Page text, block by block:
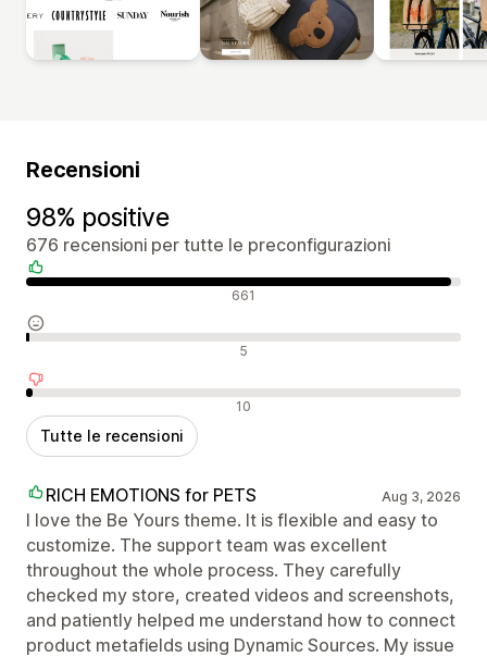
Recensioni
98% positive
676 recensioni per tutte le preconfigurazioni
Recensioni positive 661
Recensioni neutrali 5
Recensioni negative 10
Tutte le recensioni
RICH EMOTIONS for PETS Aug 3, 2026
I love the Be Yours theme. It is flexible and easy to
customize. The support team was excellent
throughout the whole process. They carefully
checked my store, created videos and screenshots,
and patiently helped me understand how to connect
product metafields using Dynamic Sources. My issue